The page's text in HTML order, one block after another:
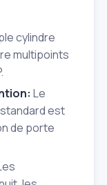
cylindre
multipoints
Le
est
de porte